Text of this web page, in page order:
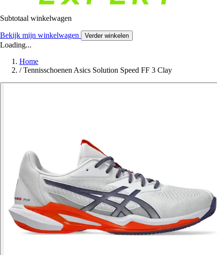
Subtotaal winkelwagen
Bekijk mijn winkelwagen Verder winkelen
Loading...
Home
/ Tennisschoenen Asics Solution Speed FF 3 Clay